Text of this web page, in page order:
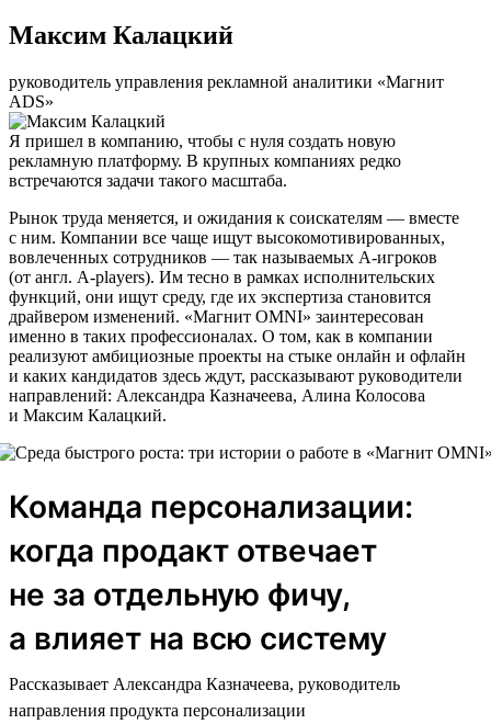
Максим Калацкий
руководитель управления рекламной аналитики «Магнит
ADS»
Я пришел в компанию, чтобы с нуля создать новую
рекламную платформу. В крупных компаниях редко
встречаются задачи такого масштаба.
Рынок труда меняется, и ожидания к соискателям — вместе
с ним. Компании все чаще ищут высокомотивированных,
вовлеченных сотрудников — так называемых А-игроков
(от англ. A-players). Им тесно в рамках исполнительских
функций, они ищут среду, где их экспертиза становится
драйвером изменений. «Магнит OMNI» заинтересован
именно в таких профессионалах. О том, как в компании
реализуют амбициозные проекты на стыке онлайн и офлайн
и каких кандидатов здесь ждут, рассказывают руководители
направлений: Александра Казначеева, Алина Колосова
и Максим Калацкий.
Команда персонализации:
когда продакт отвечает
не за отдельную фичу,
а влияет на всю систему
Рассказывает Александра Казначеева, руководитель
направления продукта персонализации